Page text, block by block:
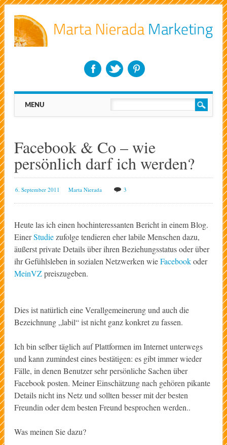
Main menu
MENU
Facebook & Co – wie
persönlich darf ich werden?
6. September 2011 Marta Nierada 3
Heute las ich einen hochinteressanten Bericht in einem Blog.
EinerStudiezufolge tendieren eher labile Menschen dazu,
äußerst private Details über ihren Beziehungsstatus oder über
ihr Gefühlsleben in sozialen Netzwerken wieFacebookoder
MeinVZpreiszugeben.
Dies ist natürlich eine Verallgemeinerung und auch die
Bezeichnung „labil“ ist nicht ganz konkret zu fassen.
Ich bin selber täglich auf Plattformen im Internet unterwegs
und kann zumindest eines bestätigen: es gibt immer wieder
Fälle, in denen Benutzer sehr persönliche Sachen über
Facebook posten. Meiner Einschätzung nach gehören pikante
Details nicht ins Netz und sollten besser mit der besten
Freundin oder dem besten Freund besprochen werden..
Was meinen Sie dazu?